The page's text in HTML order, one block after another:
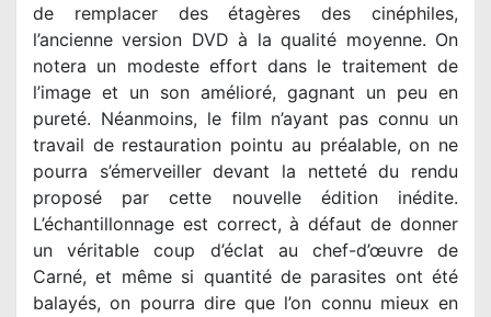
de remplacer des étagères des cinéphiles,
l’ancienne version DVD à la qualité moyenne. On
notera un modeste effort dans le traitement de
l’image et un son amélioré, gagnant un peu en
pureté. Néanmoins, le film n’ayant pas connu un
travail de restauration pointu au préalable, on ne
pourra s’émerveiller devant la netteté du rendu
proposé par cette nouvelle édition inédite.
L’échantillonnage est correct, à défaut de donner
un véritable coup d’éclat au chef-d’œuvre de
Carné, et même si quantité de parasites ont été
balayés, on pourra dire que l’on connu mieux en